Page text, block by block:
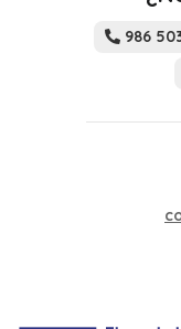
986